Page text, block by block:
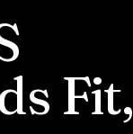
Fit,